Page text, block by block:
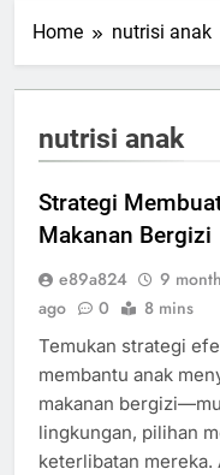
Home nutrisi anak
nutrisi anak
Strategi
Makanan Bergizi
e89a824
9
ago
0 8 mins
Temukan strategi
membantu anak
makanan
lingkungan, pilihan
keterlibatan mereka.